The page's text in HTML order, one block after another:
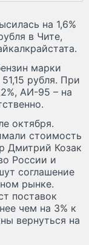
на 1,6%
в Чите,
марки
рубля. При
АИ-95 – на
октября.
стоимость
Дмитрий Козак
России и
соглашение
рынке.
поставок
чем на 3% к
вернуться на